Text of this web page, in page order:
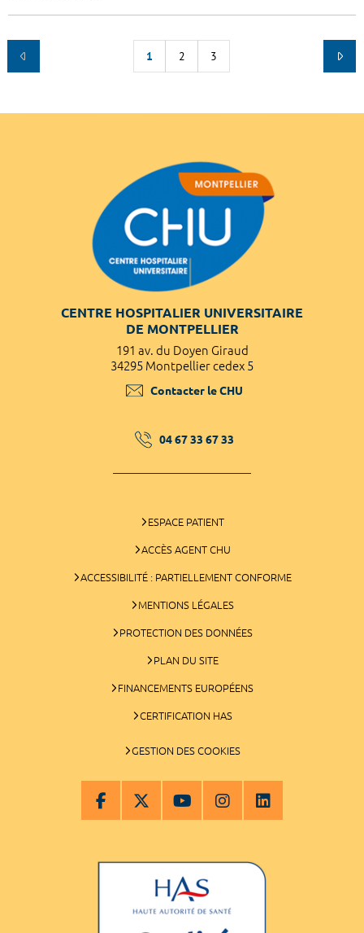
1 2 3
CENTRE HOSPITALIER UNIVERSITAIRE
DE MONTPELLIER
191 av. du Doyen Giraud
34295 Montpellier cedex 5
Contacter le CHU
04 67 33 67 33
ESPACE PATIENT
ACCÈS AGENT CHU
ACCESSIBILITÉ : PARTIELLEMENT CONFORME
MENTIONS LÉGALES
PROTECTION DES DONNÉES
PLAN DU SITE
FINANCEMENTS EUROPÉENS
CERTIFICATION HAS
GESTION DES COOKIES